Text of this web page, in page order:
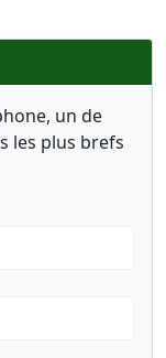
un de
les plus brefs